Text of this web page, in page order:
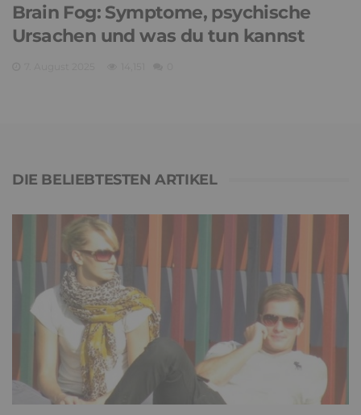
Brain Fog: Symptome, psychische
Ursachen und was du tun kannst
DIE BELIEBTESTEN ARTIKEL